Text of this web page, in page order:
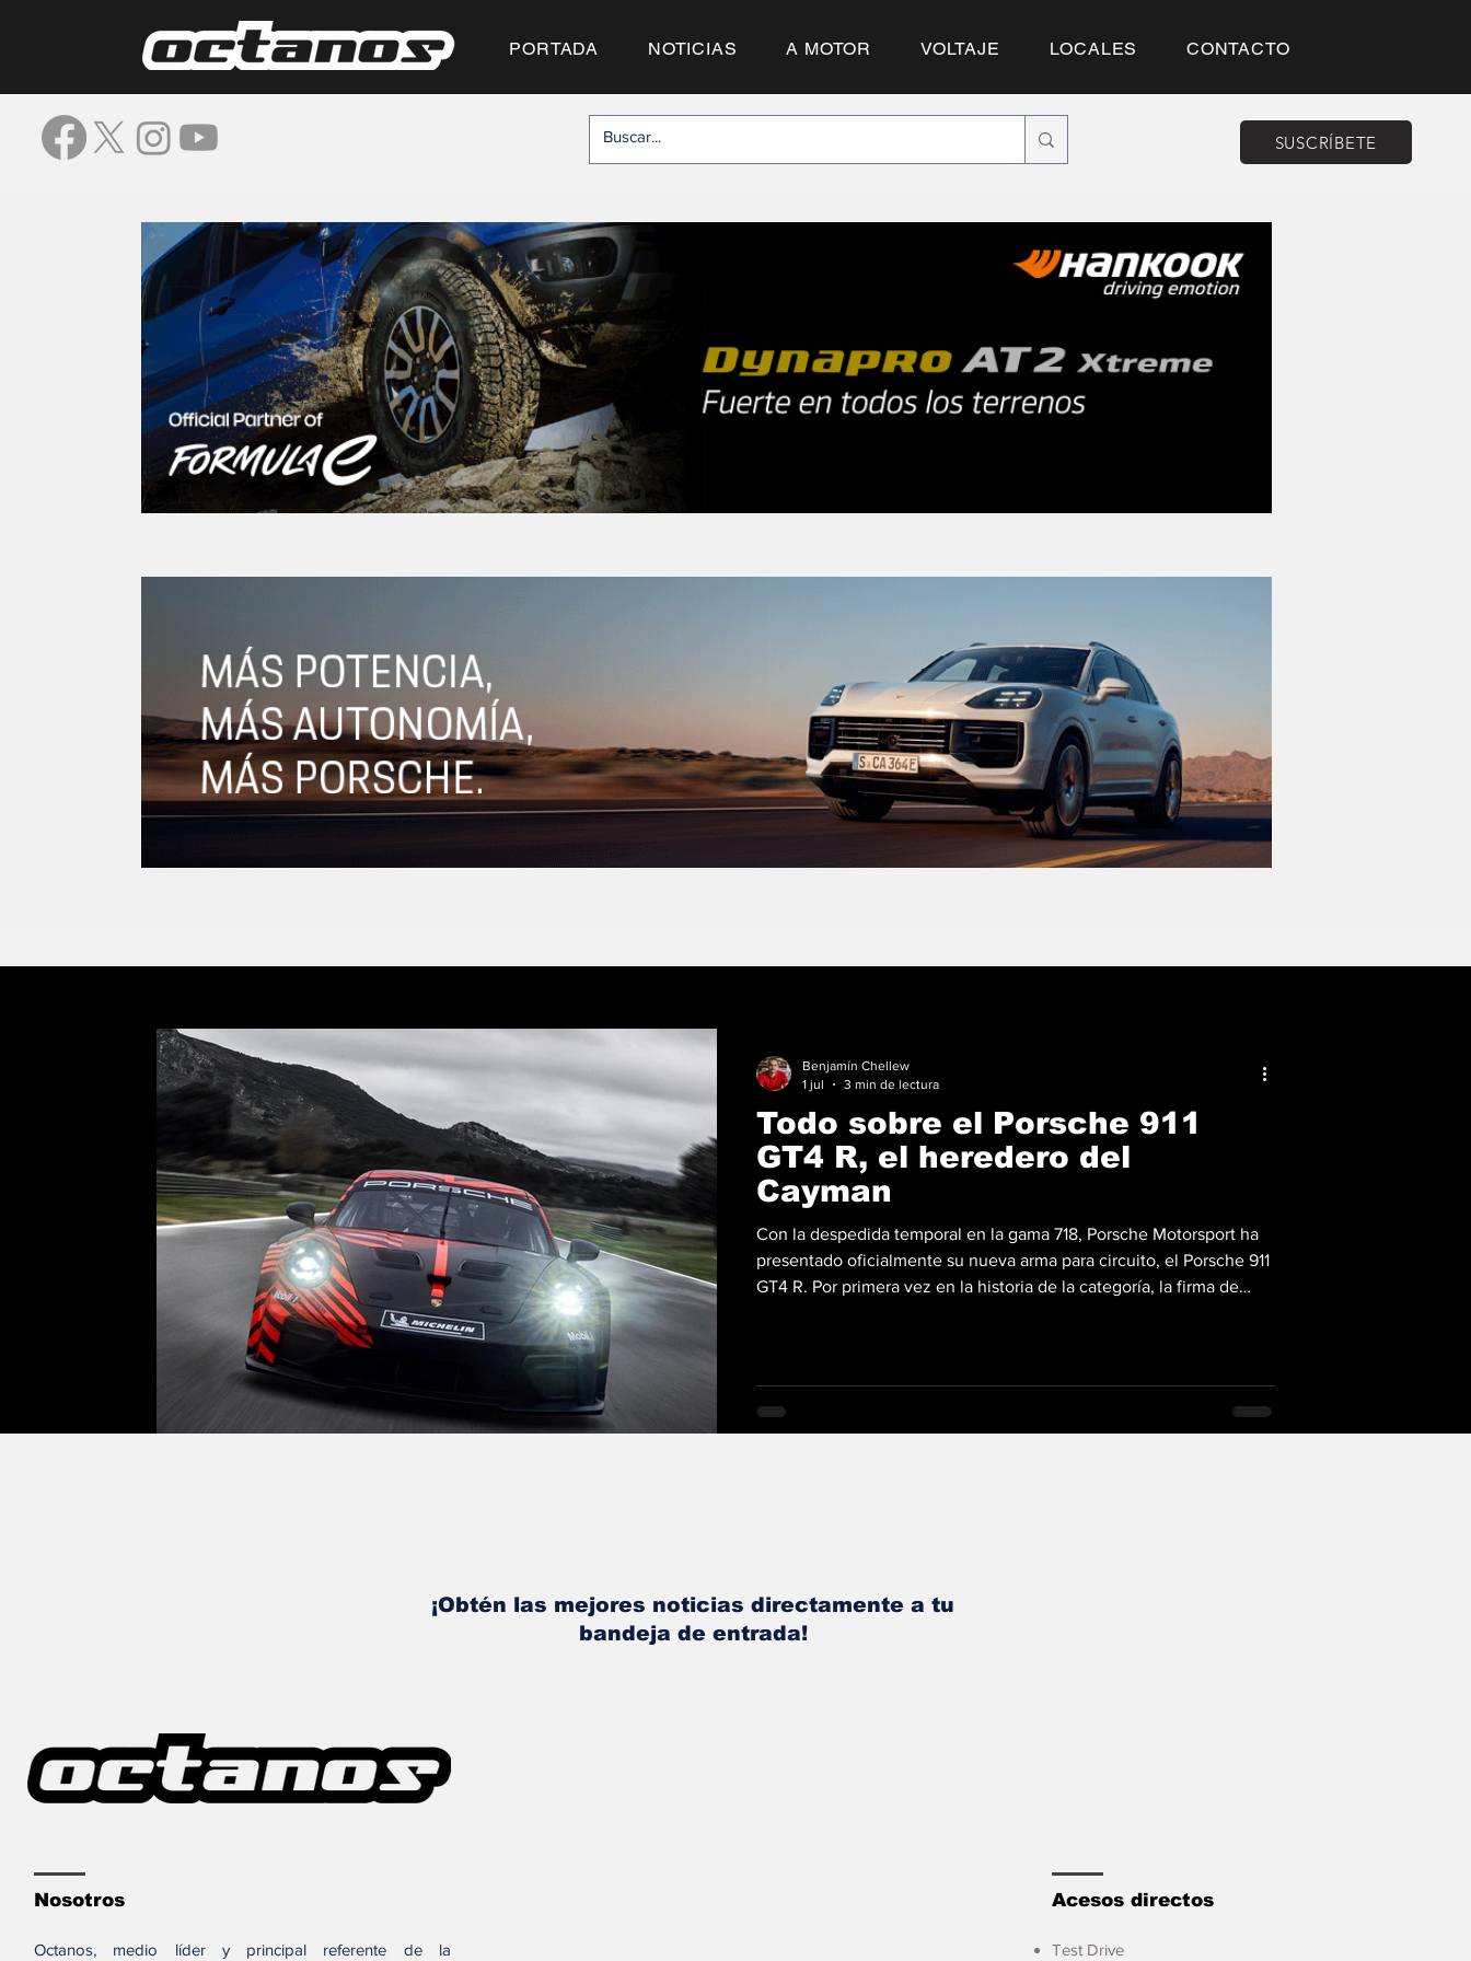
PORTADA NOTICIAS A MOTOR VOLTAJE LOCALES CONTACTO
SUSCRÍBETE
Todo sobre el Porsche 911
GT4 R, el heredero del
Cayman
Con la despedida temporal en la gama 718, Porsche Motorsport ha
presentado oficialmente su nueva arma para circuito, el Porsche 911
GT4 R. Por primera vez en la historia de la categoría, la firma de
técnica de este vehículo proviene directamente del exitoso 911 GT3
Cup de la generación 992.2. En l
Benjamín Chellew
1 jul
3 min de lectura
¡Obtén las mejores noticias directamente a tu
bandeja de entrada!
Nosotros
Octanos, medio líder y principal referente de la
Acesos directos
Test Drive